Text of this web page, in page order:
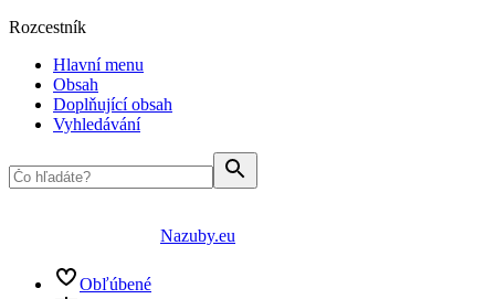
Rozcestník
Hlavní menu
Obsah
Doplňující obsah
Vyhledávání
Nazuby.eu
Obľúbené